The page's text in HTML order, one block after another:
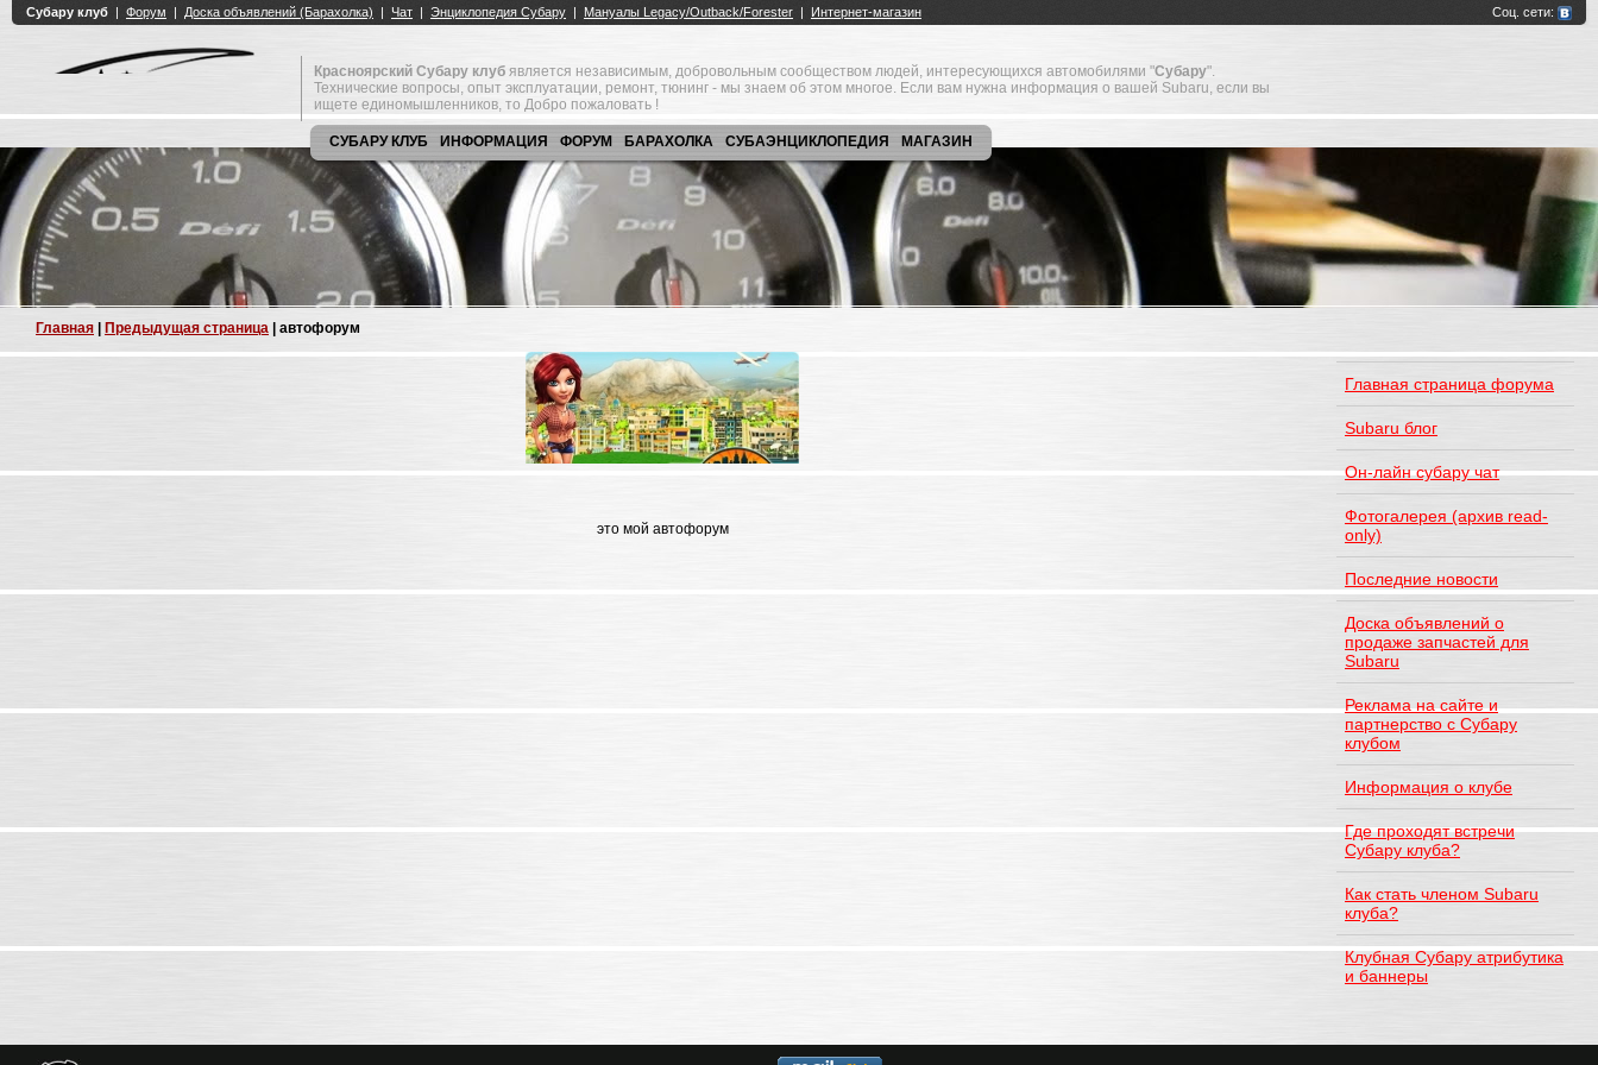
Красноярский Субару клуб является независимым, добровольным сообществом людей, интересующихся автомобилями "Субару".
Технические вопросы, опыт эксплуатации, ремонт, тюнинг - мы знаем об этом многое. Если вам нужна информация о вашей Subaru, если вы
ищете единомышленников, то Добро пожаловать !
СУБАРУ КЛУБ ИНФОРМАЦИЯ ФОРУМ БАРАХОЛКА СУБАЭНЦИКЛОПЕДИЯ МАГАЗИН
Главная Предыдущая страница | автофорум
это мой автофорум
Главная страница форума
Subaru блог
Он-лайн субару чат
Фотогалерея (архив read-
only)
Последние новости
Доска объявлений о
продаже запчастей для
Subaru
Реклама на сайте и
партнерство с Субару
клубом
Информация о клубе
Где проходят встречи
Субару клуба?
Как стать членом Subaru
клуба?
Клубная Субару атрибутика
и баннеры